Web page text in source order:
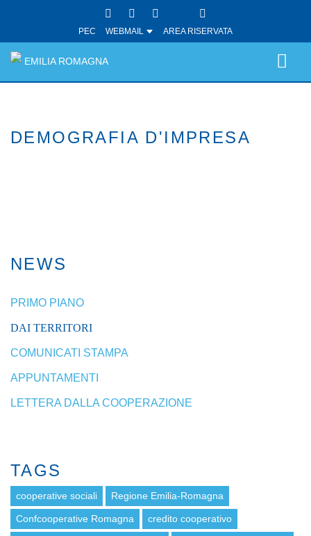
PEC WEBMAIL AREA RISERVATA
EMILIA ROMAGNA
DEMOGRAFIA D'IMPRESA
NEWS
PRIMO PIANO
DAI TERRITORI
COMUNICATI STAMPA
APPUNTAMENTI
LETTERA DALLA COOPERAZIONE
TAGS
cooperative sociali Regione Emilia-Romagna
Confcooperative Romagna credito cooperativo